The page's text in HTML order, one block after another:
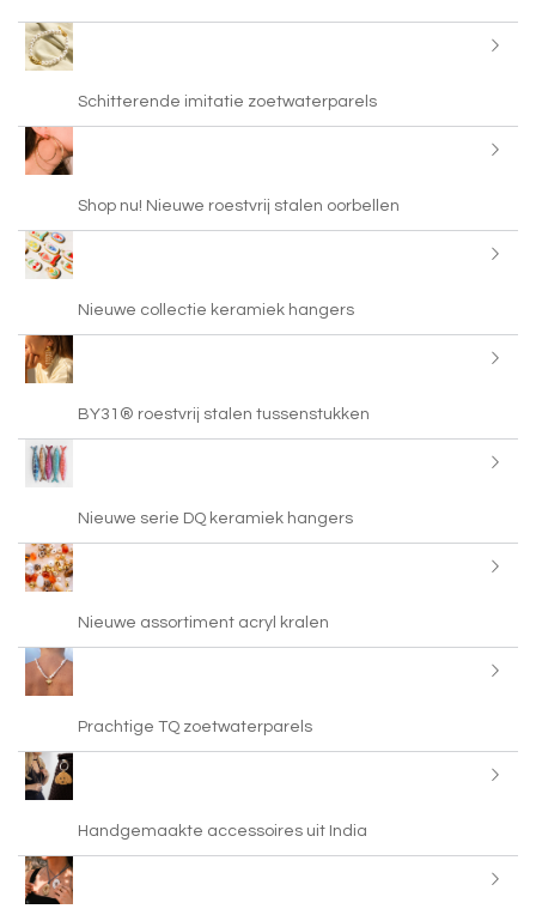
Schitterende imitatie zoetwaterparels
Shop nu! Nieuwe roestvrij stalen oorbellen
Nieuwe collectie keramiek hangers
BY31® roestvrij stalen tussenstukken
Nieuwe serie DQ keramiek hangers
Nieuwe assortiment acryl kralen
Prachtige TQ zoetwaterparels
Handgemaakte accessoires uit India